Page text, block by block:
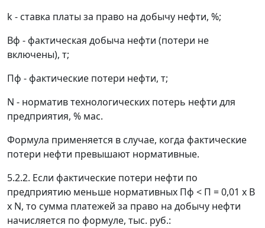
k- ставка платы за право на добычу нефти, %;
Bф - фактическая добыча нефти (потери не
включены), т;
Пф - фактические потери нефти, т;
N - норматив технологических потерь нефти для
предприятия, % мас.
Формула применяется в случае, когда фактические
потери нефти превышают нормативные.
5.2.2. Если фактические потери нефти по
предприятию меньше нормативных Пф < П = 0,01 x B
x N, то сумма платежей за право на добычу нефти
начисляется по формуле, тыс. руб.: